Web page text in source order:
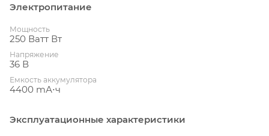
Электропитание
Мощность
250 Ватт Вт
Напряжение
36 В
Емкость аккумулятора
4400 mА⋅ч
Эксплуатационные характеристики